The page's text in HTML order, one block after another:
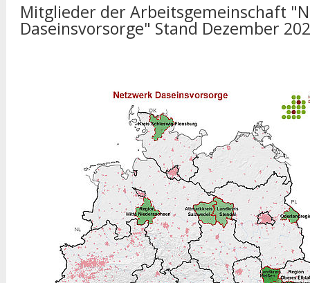
Mitglieder der Arbeitsgemeinschaft
Daseinsvorsorge" Stand Dezember